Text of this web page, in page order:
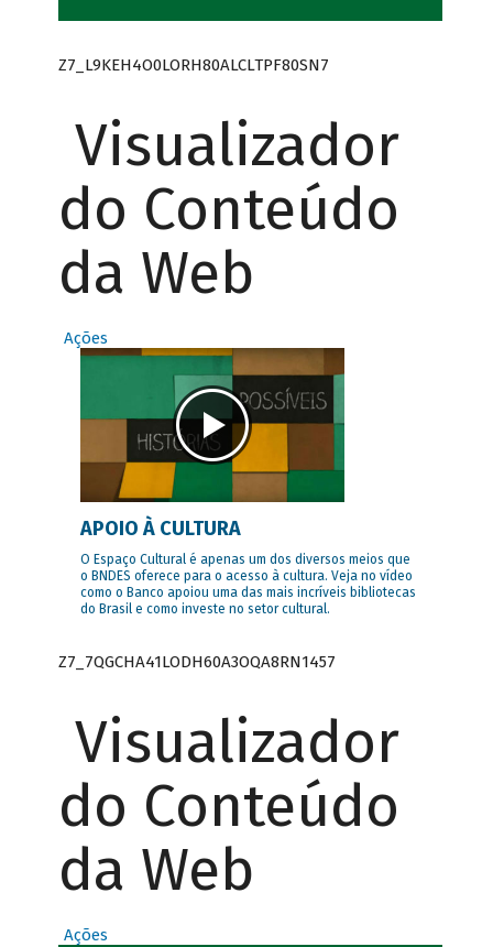
Z7_L9KEH4O0LORH80ALCLTPF80SN7
Visualizador
do Conteúdo
da Web
Ações
APOIO À CULTURA
O Espaço Cultural é apenas um dos diversos meios que
o BNDES oferece para o acesso à cultura. Veja no vídeo
como o Banco apoiou uma das mais incríveis bibliotecas
do Brasil e como investe no setor cultural.
Z7_7QGCHA41LODH60A3OQA8RN1457
Visualizador
do Conteúdo
da Web
Ações